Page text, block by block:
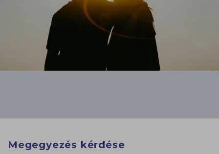
Megegyezés kérdése